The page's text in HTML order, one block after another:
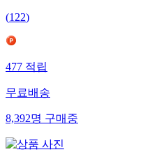
(122)
477 적립
무료배송
8,392명 구매중